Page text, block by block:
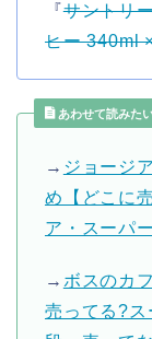
『サントリ
ヒー 340ml
あわせて読みた
→ ジョージ
め【どこに
ア・スーパ
→ ボスのカ
売ってる?ス